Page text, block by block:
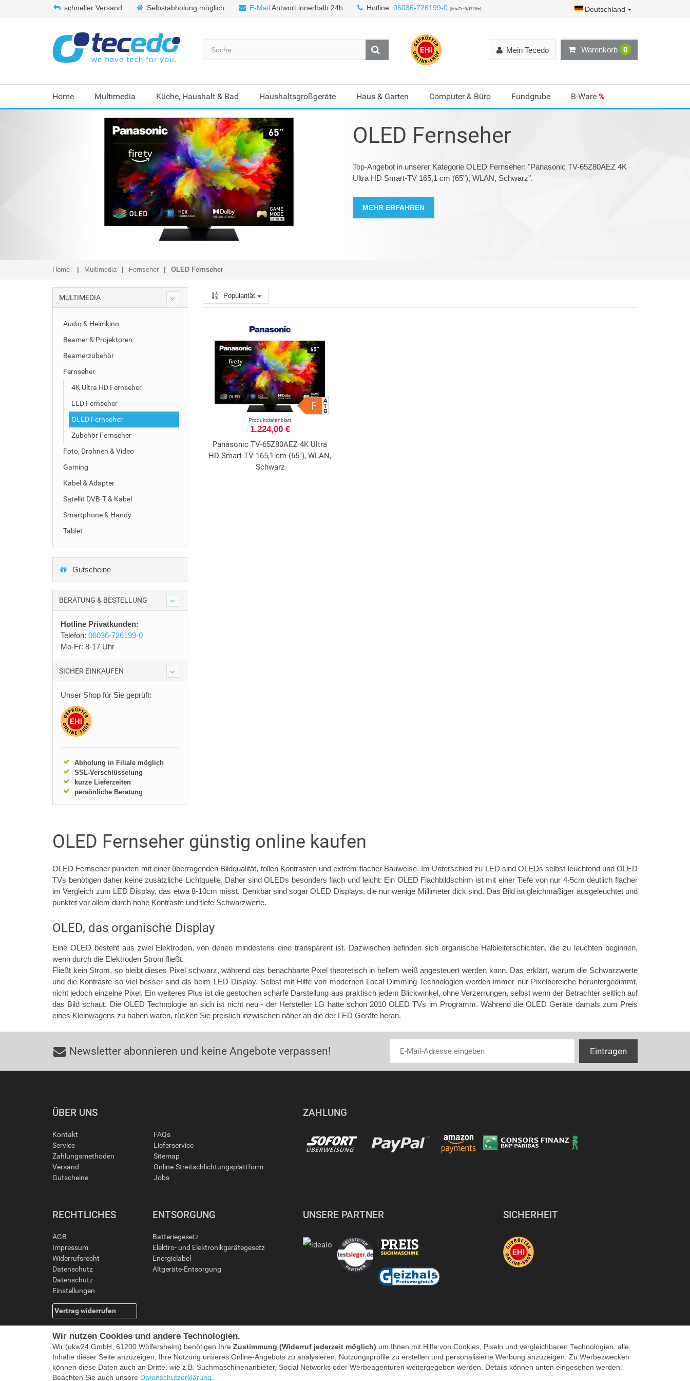
schneller Versand Selbstabholung möglich E-MailAntwort innerhalb 24h Hotline: 06036-726199-0 (Mo-Fr: 8-17 Uhr) Deutschland
Warenkorb 0
Mein Tecedo
Home Multimedia Küche, Haushalt & Bad Haushaltsgroßgeräte Haus & Garten Computer & Büro Fundgrube B-Ware %
OLED Fernseher
Top-Angebot in unserer Kategorie OLED Fernseher: "Panasonic TV-65Z80AEZ 4K
Ultra HD Smart-TV 165,1 cm (65"), WLAN, Schwarz".
MEHR ERFAHREN
Home Multimedia Fernseher OLED Fernseher
MULTIMEDIA
Audio & Heimkino
Beamer & Projektoren
Beamerzubehör
Fernseher
4K Ultra HD Fernseher
LED Fernseher
OLED Fernseher
Zubehör Fernseher
Foto, Drohnen & Video
Gaming
Kabel & Adapter
Satellit DVB-T & Kabel
Smartphone & Handy
Tablet
Gutscheine
BERATUNG & BESTELLUNG
Hotline Privatkunden:
Telefon: 06036-726199-0
Mo-Fr: 8-17 Uhr
SICHER EINKAUFEN
Unser Shop für Sie geprüft:
Abholung in Filiale möglich
SSL-Verschlüsselung
kurze Lieferzeiten
persönliche Beratung
Popularität
Produktdatenblatt
1.224,00 €
Panasonic TV-65Z80AEZ 4K Ultra
HD Smart-TV 165,1 cm (65"), WLAN,
Schwarz
OLED Fernseher günstig online kaufen
OLED Fernseher punkten mit einer überragenden Bildqualität, tollen Kontrasten und extrem flacher Bauweise. Im Unterschied zu LED sind OLEDs selbst leuchtend und OLED
TVs benötigen daher keine zusätzliche Lichtquelle. Daher sind OLEDs besonders flach und leicht: Ein OLED Flachbildschirm ist mit einer Tiefe von nur 4-5cm deutlich flacher
im Vergleich zum LED Display, das etwa 8-10cm misst. Denkbar sind sogar OLED Displays, die nur wenige Millimeter dick sind. Das Bild ist gleichmäßiger ausgeleuchtet und
punktet vor allem durch hohe Kontraste und tiefe Schwarzwerte.
OLED, das organische Display
Eine OLED besteht aus zwei Elektroden, von denen mindestens eine transparent ist. Dazwischen befinden sich organische Halbleiterschichten, die zu leuchten beginnen,
wenn durch die Elektroden Strom fließt.
Fließt kein Strom, so bleibt dieses Pixel schwarz, während das benachbarte Pixel theoretisch in hellem weiß angesteuert werden kann. Das erklärt, warum die Schwarzwerte
und die Kontraste so viel besser sind als beim LED Display. Selbst mit Hilfe von modernen Local Dimming Technologien werden immer nur Pixelbereiche heruntergedimmt,
nicht jedoch einzelne Pixel. Ein weiteres Plus ist die gestochen scharfe Darstellung aus praktisch jedem Blickwinkel, ohne Verzerrungen, selbst wenn der Betrachter seitlich auf
das Bild schaut. Die OLED Technologie an sich ist nicht neu - der Hersteller LG hatte schon 2010 OLED TVs im Programm. Während die OLED Geräte damals zum Preis
eines Kleinwagens zu haben waren, rücken Sie preislich inzwischen näher an die der LED Geräte heran.
Newsletter abonnieren und keine Angebote verpassen!
ÜBER UNS
Kontakt
Service
Zahlungsmethoden
Versand
Gutscheine
FAQs
Lieferservice
Sitemap
Online-Streitschlichtungsplattform
Jobs
ZAHLUNG
RECHTLICHES
AGB
Impressum
Widerrufsrecht
Datenschutz
Datenschutz-
Einstellungen
Vertrag widerrufen
ENTSORGUNG
Batteriegesetz
Elektro- und Elektronikgerätegesetz
Energielabel
Altgeräte-Entsorgung
UNSERE PARTNER SICHERHEIT
Facebook |twitter © 2026 Tecedo
Wir nutzen Cookies und andere Technologien.
Wir (ukw24 GmbH, 61200 Wölfersheim) benötigen Ihre Zustimmung (Widerruf jederzeit möglich) um Ihnen mit Hilfe von Cookies, Pixeln und vergleichbaren Technologien, alle
Inhalte dieser Seite anzuzeigen, Ihre Nutzung unseres Online-Angebots zu analysieren, Nutzungsprofile zu erstellen und personalisierte Werbung anzuzeigen. Zu Werbezwecken
können diese Daten auch an Dritte, wie z.B. Suchmaschinenanbieter, Social Networks oder Werbeagenturen weitergegeben werden. Details können unten eingesehen werden.
Beachten Sie auch unsere Datenschutzerklärung.